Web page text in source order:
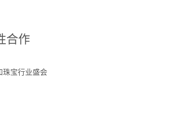
合作
珠宝行业盛会